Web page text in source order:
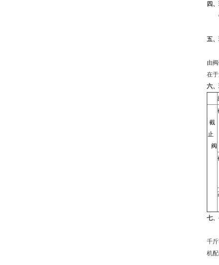
四
①
五、
由
在
六
截
止
阀
七
千
机